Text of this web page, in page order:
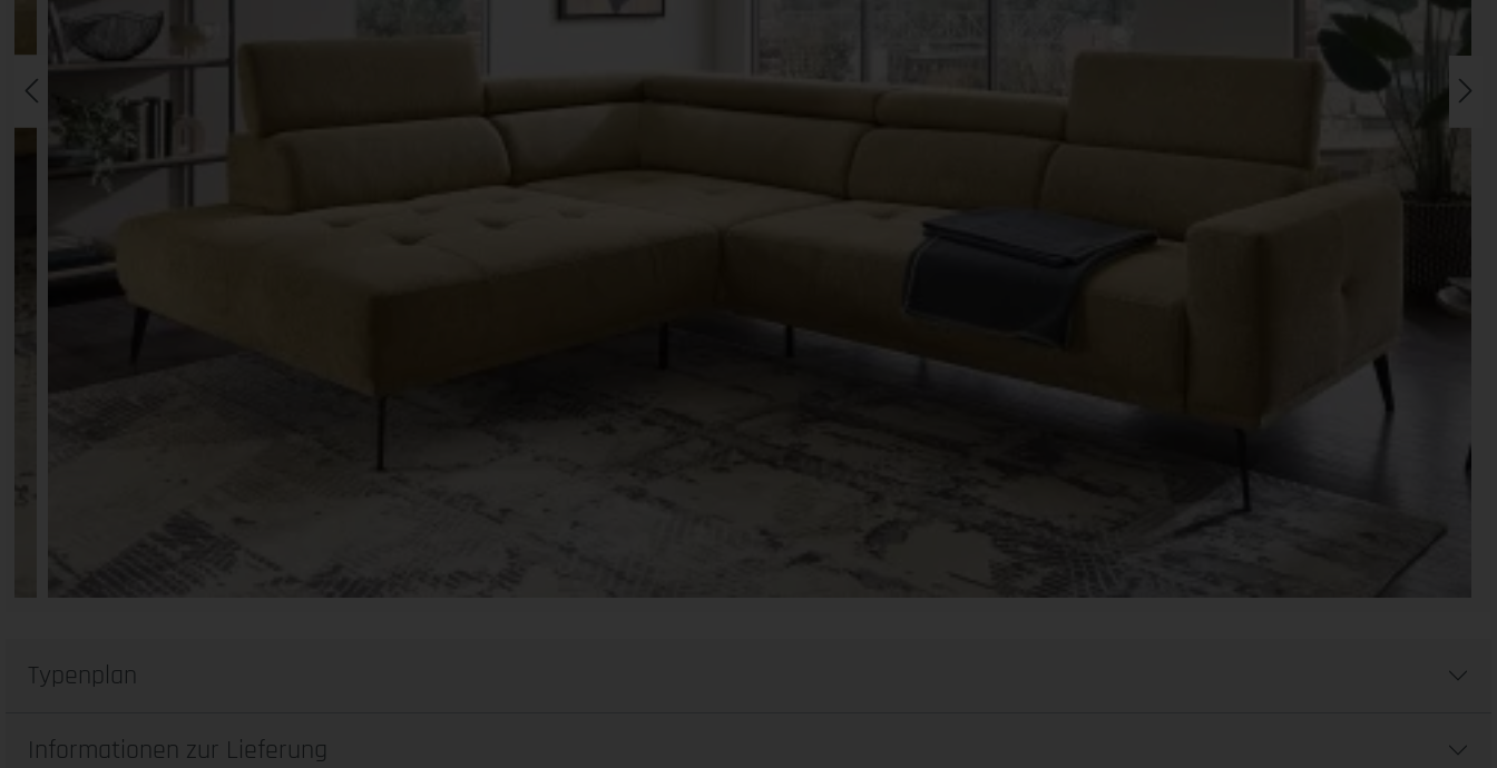
Typenplan
Informationen zur Lieferung